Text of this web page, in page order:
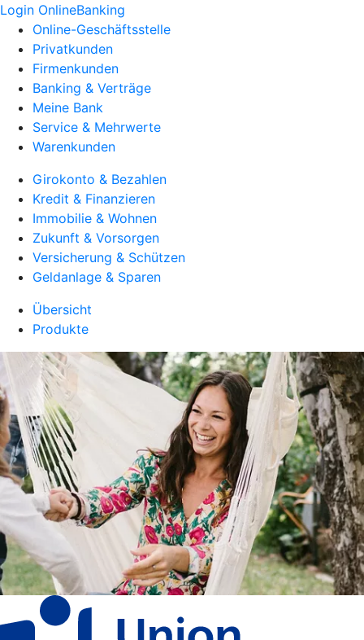
Login OnlineBanking
Online-Geschäftsstelle
Privatkunden
Firmenkunden
Banking & Verträge
Meine Bank
Service & Mehrwerte
Warenkunden
Girokonto & Bezahlen
Kredit & Finanzieren
Immobilie & Wohnen
Zukunft & Vorsorgen
Versicherung & Schützen
Geldanlage & Sparen
Übersicht
Produkte